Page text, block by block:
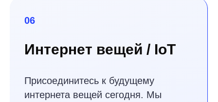
13лет